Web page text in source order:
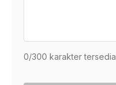
0/300 karakter tersedia